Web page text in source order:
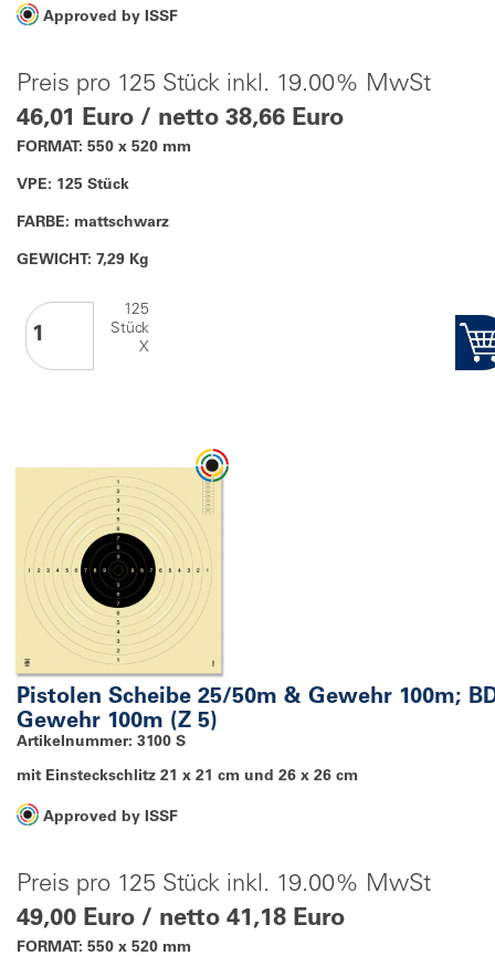
Approved by ISSF
Preis pro 125 Stück inkl. 19.00% MwSt
46,01 Euro / netto 38,66 Euro
FORMAT: 550 x 520 mm
VPE: 125 Stück
FARBE: mattschwarz
GEWICHT: 7,29 Kg
125
Stück
X
Pistolen Scheibe 25/50m & Gewehr 100m;
Gewehr 100m (Z 5)
Artikelnummer: 3100 S
mit Einsteckschlitz 21 x 21 cm und 26 x 26 cm
Approved by ISSF
Preis pro 125 Stück inkl. 19.00% MwSt
49,00 Euro / netto 41,18 Euro
FORMAT: 550 x 520 mm